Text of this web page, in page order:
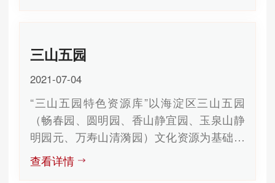
三山五园
2021-07-04
“三山五园特色资源库”以海淀区三山五园
（畅春园、圆明园、香山静宜园、玉泉山静
明园元、万寿山清漪园）文化资源为基础，
包含丹棱资讯、三山五园、历史沿革...
查看详情